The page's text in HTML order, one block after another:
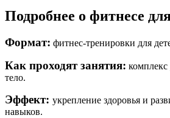
Подробнее о фитнесе
Формат: фитнес-тренировки для
Как проходят занятия:
тело.
Эффект: укрепление здоровья и
навыков.